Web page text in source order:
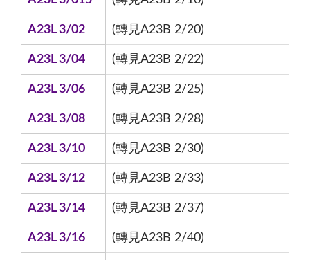
A23L 3/02 (轉見A23B 2/20)
A23L 3/04 (轉見A23B 2/22)
A23L 3/06 (轉見A23B 2/25)
A23L 3/08 (轉見A23B 2/28)
A23L 3/10 (轉見A23B 2/30)
A23L 3/12 (轉見A23B 2/33)
A23L 3/14 (轉見A23B 2/37)
A23L 3/16 (轉見A23B 2/40)